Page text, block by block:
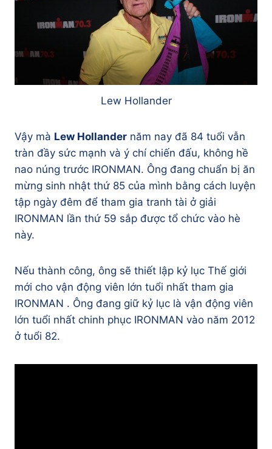
Lew Hollander
Vậy mà Lew Hollander năm nay đã 84 tuổi vẫn
tràn đầy sức mạnh và ý chí chiến đấu, không hề
nao núng trước IRONMAN. Ông đang chuẩn bị ăn
mừng sinh nhật thứ 85 của mình bằng cách luyện
tập ngày đêm để tham gia tranh tài ở giải
IRONMAN lần thứ 59 sắp được tổ chức vào hè
này.
Nếu thành công, ông sẽ thiết lập kỷ lục Thế giới
mới cho vận động viên lớn tuổi nhất tham gia
IRONMAN . Ông đang giữ kỷ lục là vận động viên
lớn tuổi nhất chinh phục IRONMAN vào năm 2012
ở tuổi 82.